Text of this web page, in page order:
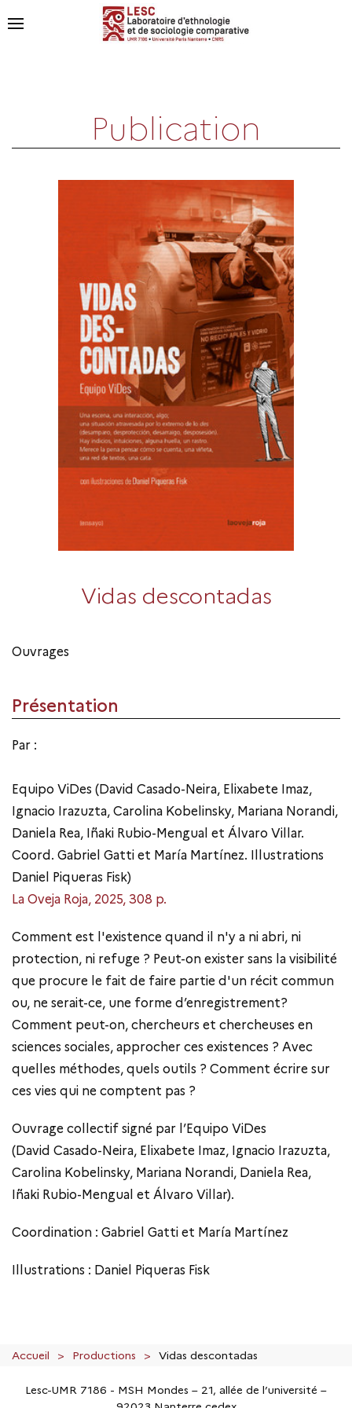
Publication
Vidas descontadas
Ouvrages
Présentation
Par :
Equipo ViDes (David Casado-Neira, Elixabete Imaz,
Ignacio Irazuzta, Carolina Kobelinsky, Mariana Norandi,
Daniela Rea, Iñaki Rubio-Mengual et Álvaro Villar.
Coord. Gabriel Gatti et María Martínez. Illustrations
Daniel Piqueras Fisk)
La Oveja Roja, 2025, 308 p.
Comment est l'existence quand il n'y a ni abri, ni
protection, ni refuge ? Peut-on exister sans la visibilité
que procure le fait de faire partie d'un récit commun
ou, ne serait-ce, une forme d’enregistrement?
Comment peut-on, chercheurs et chercheuses en
sciences sociales, approcher ces existences ? Avec
quelles méthodes, quels outils ? Comment écrire sur
ces vies qui ne comptent pas ?
Ouvrage collectif signé par l’Equipo ViDes
(David Casado-Neira, Elixabete Imaz, Ignacio Irazuzta,
Carolina Kobelinsky, Mariana Norandi, Daniela Rea,
Iñaki Rubio-Mengual et Álvaro Villar).
Coordination : Gabriel Gatti et María Martínez
Illustrations : Daniel Piqueras Fisk
Accueil Productions Vidas descontadas
Lesc-UMR 7186 - MSH Mondes – 21, allée de l’université –